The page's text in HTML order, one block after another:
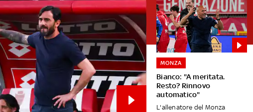
Bianco: "A meritata.
Resto? Rinnovo
automatico"
MONZA
L'allenatore del Monza